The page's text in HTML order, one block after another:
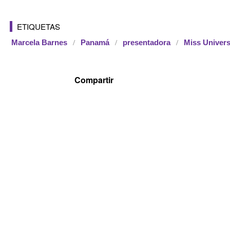
ETIQUETAS
Marcela Barnes Panamá presentadora Miss